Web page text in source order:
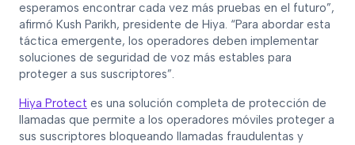
esperamos encontrar cada vez más pruebas en el futuro”,
afirmó Kush Parikh, presidente de Hiya. “Para abordar esta
táctica emergente, los operadores deben implementar
soluciones de seguridad de voz más estables para
proteger a sus suscriptores”.
Hiya Protect es una solución completa de protección de
llamadas que permite a los operadores móviles proteger a
sus suscriptores bloqueando llamadas fraudulentas y